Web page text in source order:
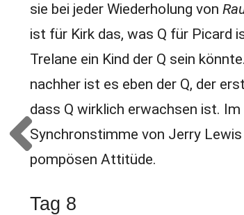
sie bei jeder Wiederholung von
ist für Kirk das, was Q für Picard
Trelane ein Kind der Q sein
nachher ist es eben der Q, der
dass Q wirklich erwachsen ist.
Synchronstimme von Jerry
pompösen Attitüde.
Tag 8